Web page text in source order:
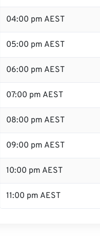
04:00 pm AEST
05:00 pm AEST
06:00 pm AEST
07:00 pm AEST
08:00 pm AEST
09:00 pm AEST
10:00 pm AEST
11:00 pm AEST